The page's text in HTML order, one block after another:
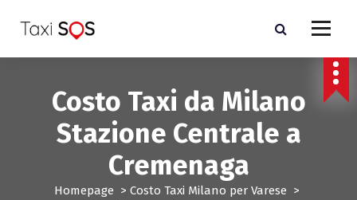
a
Costo Taxi da Milano
Stazione Centrale a
Cremenaga
Homepage > Costo Taxi Milano per Varese >